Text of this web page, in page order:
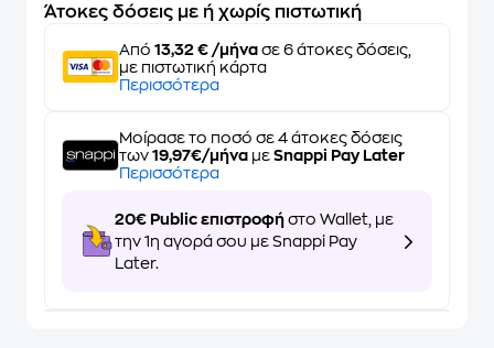
Άτοκες δόσεις με ή χωρίς πιστωτική
Από 13,32 € /μήνα σε 6 άτοκες δόσεις,
με πιστωτική κάρτα
Περισσότερα
Μοίρασε το ποσό σε 4 άτοκες δόσεις
των 19,97€/μήνα με Snappi Pay Later
Περισσότερα
20€ Public επιστροφή στο Wallet, με
την 1η αγορά σου με Snappi Pay
Later.